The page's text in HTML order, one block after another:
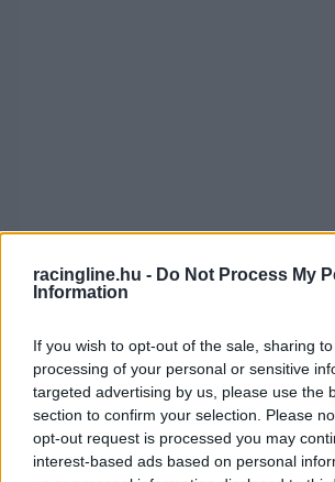
racingline.hu - Do Not Process My
Information
If you wish to opt-out of the sale, sharing
processing of your personal or sensitive
targeted advertising by us, please use the
section to confirm your selection. Please
opt-out request is processed you may
interest-based ads based on personal
Azonnali hatállyal
a Williams
Dacára az előbb említett 2